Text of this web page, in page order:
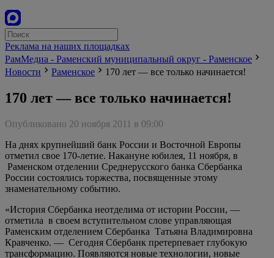
Реклама на наших площадках
РамМедиа - Раменский муниципальный округ - Раменское
Новости
Раменское 170 лет — все только начинается!
170 лет — все только начинается!
Опубликовано 20 ноября 2011 в 09:00
На днях крупнейший банк России и Восточной Европы
отметил свое 170-летие. Накануне юбилея, 11 ноября, в
Раменском отделении Среднерусского банка Сбербанка
России состоялись торжества, посвященные этому
знаменательному событию.
«История Сбербанка неотделима от истории России, —
отметила в своем вступительном слове управляющая
Раменским отделением Сбербанка Татьяна Владимировна
Кравченко. — Сегодня Сбербанк претерпевает глубокую
трансформацию. Появляются новые технологии, новые